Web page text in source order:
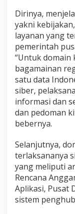
Dirinya,
yakni
layanan yang
pemerintah
“Untuk
bagamainan
satu data
siber,
informasi dan
dan pedoman
bebernya.
Selanjutnya,
terlaksananya
yang meliputi
Rencana
Aplikasi, Pusat
sistem